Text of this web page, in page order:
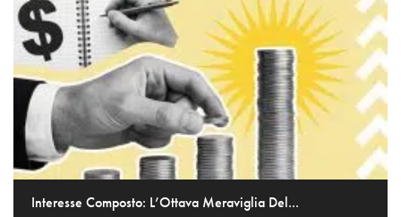
Interesse Composto: L’Ottava Meraviglia Del...